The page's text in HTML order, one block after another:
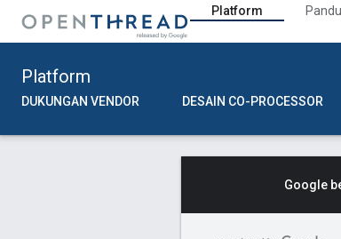
Platform
Platform
DUKUNGAN VENDOR DESAIN CO-PROCESSOR
Google